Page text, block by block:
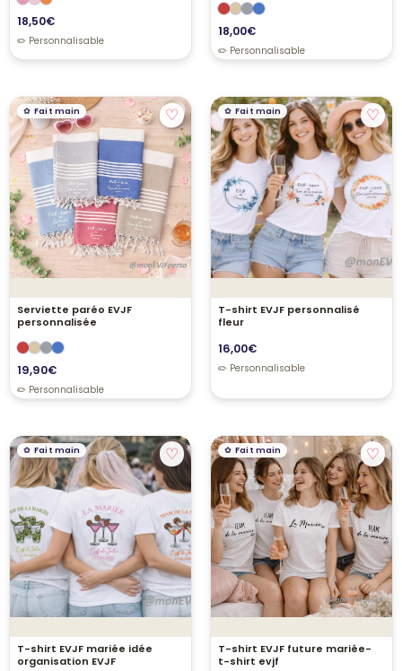
18,50€
18,00€
Fait main ♡
Serviette paréo EVJF
personnalisée
19,90€
Fait main ♡
T-shirt EVJF personnalisé
fleur
16,00€
Fait main ♡
T-shirt EVJF mariée idée
organisation EVJF
Fait main ♡
T-shirt EVJF future mariée-
t-shirt evjf